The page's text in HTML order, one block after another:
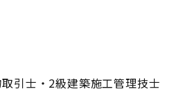
引士・2級建築施工管理技士